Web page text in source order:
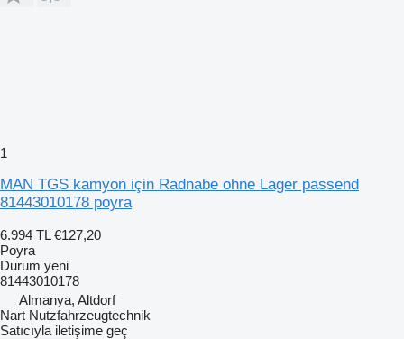
1
MAN TGS kamyon için Radnabe ohne Lager passend
81443010178 poyra
6.994 TL €127,20
Poyra
Durum yeni
81443010178
Almanya, Altdorf
Nart Nutzfahrzeugtechnik
Satıcıyla iletişime geç